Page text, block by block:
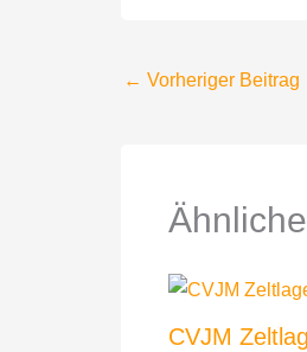
← Vorheriger Beitrag
CVJM